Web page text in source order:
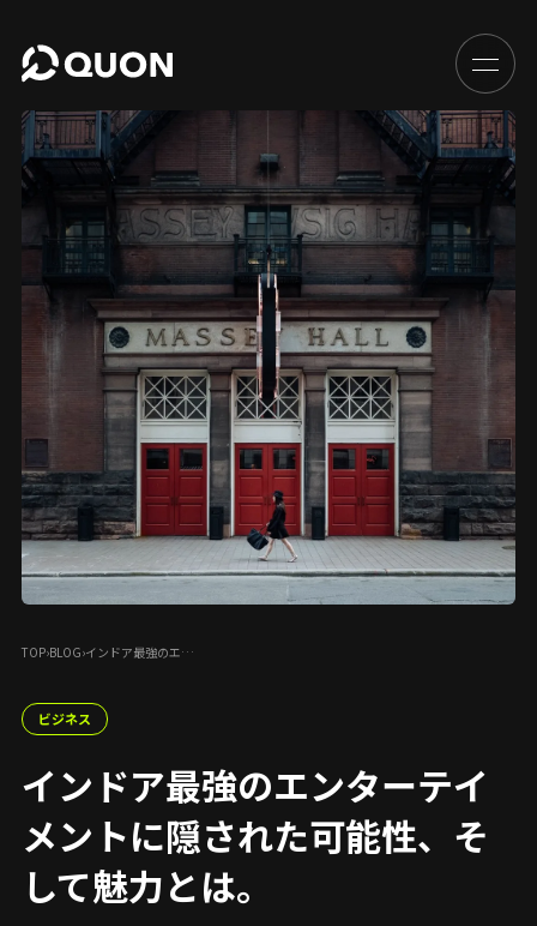
TOP›BLOG›インドア最強のエ…
ビジネス
インドア最強のエンターテイ
メントに隠された可能性、そ
して魅力とは。